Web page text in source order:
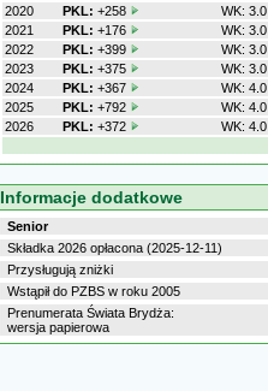
2020
PKL: +258
WK: 3.0
2021
PKL: +176
WK: 3.0
2022
PKL: +399
WK: 3.0
2023
PKL: +375
WK: 3.0
2024
PKL: +367
WK: 4.0
2025
PKL: +792
WK: 4.0
2026
PKL: +372 WK: 4.0
Informacje dodatkowe
Senior
Składka 2026 opłacona (2025-12-11)
Przysługują zniżki
Wstąpił do PZBS w roku 2005
Prenumerata Świata Brydża:
wersja papierowa